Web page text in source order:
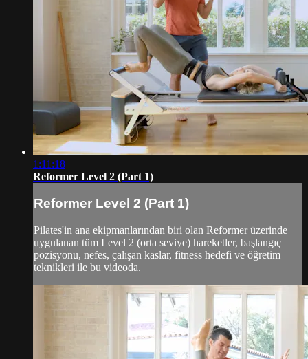
1:11:18
Reformer Level 2 (Part 1)
Reformer Level 2 (Part 1)
Pilates'in ana ekipmanlarından biri olan Reformer üzerinde
uygulanan tüm Level 2 (orta seviye) hareketler, başlangıç
pozisyonu, nefes, çalışan kaslar, fitness hedefi ve öğretim
teknikleri ile bu videoda.